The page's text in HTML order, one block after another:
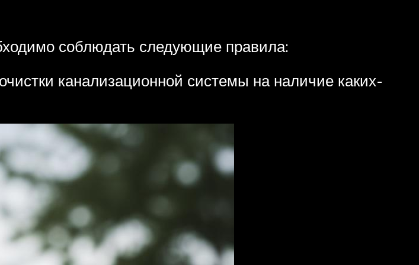
соблюдать следующие правила:
канализационной системы на наличие каких-